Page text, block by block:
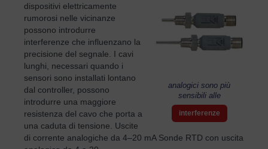
analogici sono più
sensibili alle
interferenze
dispositivi elettricamente
rumorosi nelle vicinanze
possono introdurre
interferenze che influenzano la
precisione del segnale. I cavi
lunghi, necessari quando i
sensori sono installati lontano
dal controller, possono
introdurre una maggiore
resistenza del cavo che porta a
una caduta di tensione. Uscite
di corrente analogiche da 4–20 mA Sonde RTD con uscita